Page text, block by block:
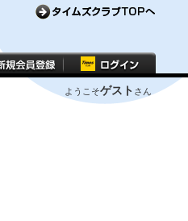
ようこそゲスト さん